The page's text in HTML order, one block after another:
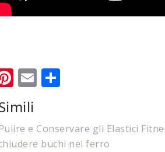
Pinterest
Email
e Conservare gli Elastici
buchi nel ferro